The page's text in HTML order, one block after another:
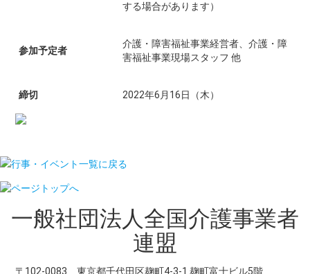
する場合があります）
参加予定者
介護・障害福祉事業経営者、介護・障
害福祉事業現場スタッフ 他
締切 2022年6月16日（木）
行事・イベント一覧に戻る
一般社団法人全国介護事業者
連盟
〒102-0083 東京都千代田区麹町4-3-1 麹町富士ビル5階